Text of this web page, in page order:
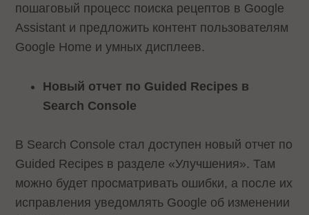
пошаговый процесс поиска рецептов в Google
Assistant и предложить контент пользователям
Google Home и умных дисплеев.
Новый отчет по Guided Recipes в
Search Console
В Search Console стал доступен новый отчет по
Guided Recipes в разделе «Улучшения». Там
можно будет просматривать ошибки, а после их
исправления уведомлять Google об изменении